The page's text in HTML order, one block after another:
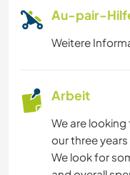
GEBIRGE
STRAND
Au-pair-
Weitere
Arbeit
We are
our three
We look for